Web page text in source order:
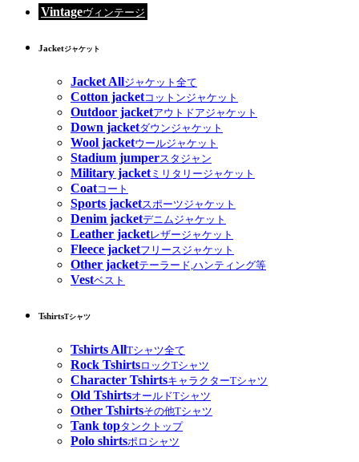
Vintageヴィンテージ
Jacketジャケット
Jacket Allジャケット全て
Cotton jacketコットンジャケット
Outdoor jacketアウトドアジャケット
Down jacketダウンジャケット
Wool jacketウールジャケット
Stadium jumperスタジャン
Military jacketミリタリージャケット
Coatコート
Sports jacketスポーツジャケット
Denim jacketデニムジャケット
Leather jacketレザージャケット
Fleece jacketフリースジャケット
Other jacketテーラード,ハンティング等
Vestベスト
TshirtsTシャツ
Tshirts AllTシャツ全て
Rock TshirtsロックTシャツ
Character TshirtsキャラクターTシャツ
Old TshirtsオールドTシャツ
Other Tshirtsその他Tシャツ
Tank topタンクトップ
Polo shirtsポロシャツ